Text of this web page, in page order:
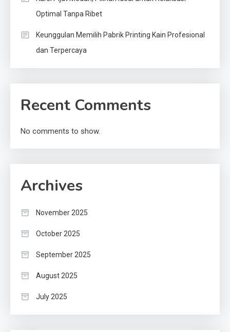
Optimal Tanpa Ribet
Keunggulan Memilih Pabrik Printing Kain Profesional
dan Terpercaya
Recent Comments
No comments to show.
Archives
November 2025
October 2025
September 2025
August 2025
July 2025